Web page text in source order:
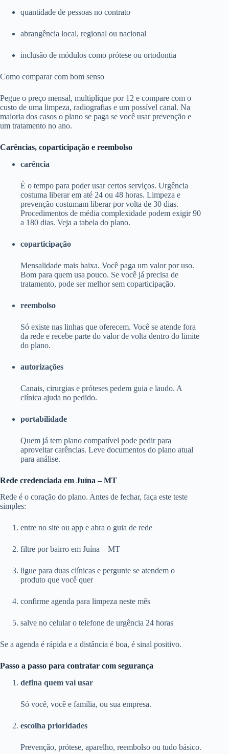
quantidade de pessoas no contrato
abrangência local, regional ou nacional
inclusão de módulos como prótese ou ortodontia
Como comparar com bom senso
Pegue o preço mensal, multiplique por 12 e compare com o
custo de uma limpeza, radiografias e um possível canal. Na
maioria dos casos o plano se paga se você usar prevenção e
um tratamento no ano.
Carências, coparticipação e reembolso
carência
É o tempo para poder usar certos serviços. Urgência
costuma liberar em até 24 ou 48 horas. Limpeza e
prevenção costumam liberar por volta de 30 dias.
Procedimentos de média complexidade podem exigir 90
a 180 dias. Veja a tabela do plano.
coparticipação
Mensalidade mais baixa. Você paga um valor por uso.
Bom para quem usa pouco. Se você já precisa de
tratamento, pode ser melhor sem coparticipação.
reembolso
Só existe nas linhas que oferecem. Você se atende fora
da rede e recebe parte do valor de volta dentro do limite
do plano.
autorizações
Canais, cirurgias e próteses pedem guia e laudo. A
clínica ajuda no pedido.
portabilidade
Quem já tem plano compatível pode pedir para
aproveitar carências. Leve documentos do plano atual
para análise.
Rede credenciada em Juína – MT
Rede é o coração do plano. Antes de fechar, faça este teste
simples:
entre no site ou app e abra o guia de rede
filtre por bairro em Juína – MT
ligue para duas clínicas e pergunte se atendem o
produto que você quer
confirme agenda para limpeza neste mês
salve no celular o telefone de urgência 24 horas
Se a agenda é rápida e a distância é boa, é sinal positivo.
Passo a passo para contratar com segurança
defina quem vai usar
Só você, você e família, ou sua empresa.
escolha prioridades
Prevenção, prótese, aparelho, reembolso ou tudo básico.